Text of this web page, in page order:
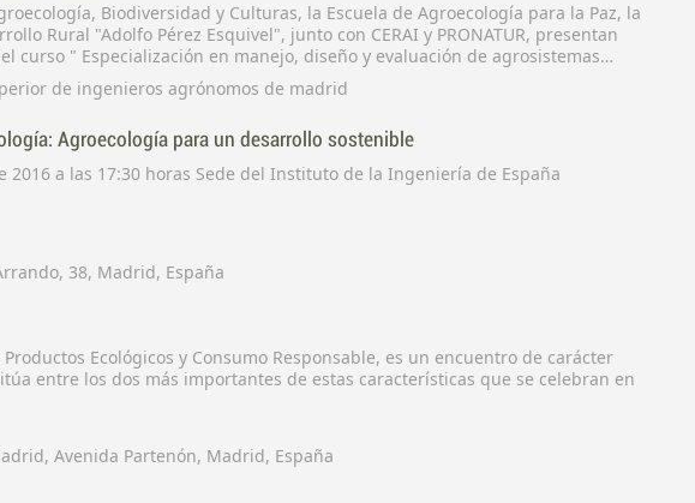
Biodiversidad y Culturas, la Escuela de Agroecología para la Paz, la
Rural "Adolfo Pérez Esquivel", junto con CERAI y PRONATUR, presentan
curso " Especialización en manejo, diseño y evaluación de agrosistemas
de Ingenieros Agrónomos de Madrid, durante los días 29 de Febrero, 1 y
de ingenieros agrónomos de madrid
Agroecología para un desarrollo sostenible
2016 a las 17:30 horas Sede del Instituto de la Ingeniería de España
38, Madrid, España
Ecológicos y Consumo Responsable, es un encuentro de carácter
entre los dos más importantes de estas características que se celebran en
Avenida Partenón, Madrid, España